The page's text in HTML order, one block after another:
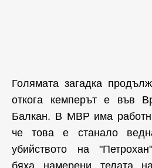
Голямата загадка
откога кемперът е във
Балкан. В МВР има
че това е станало
убийството на
бяха намерени телата